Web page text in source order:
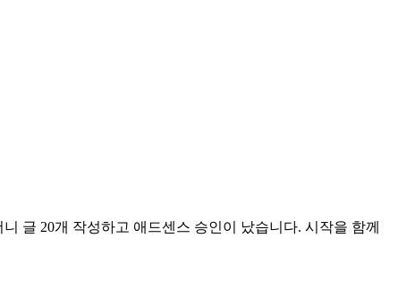
글 20개 작성하고 애드센스 승인이 났습니다. 시작을 함께